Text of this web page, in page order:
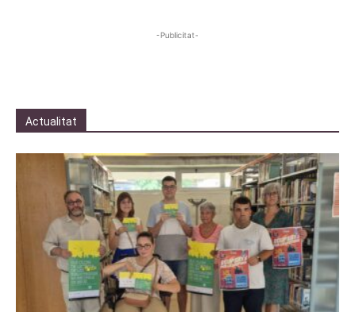
-Publicitat-
Actualitat